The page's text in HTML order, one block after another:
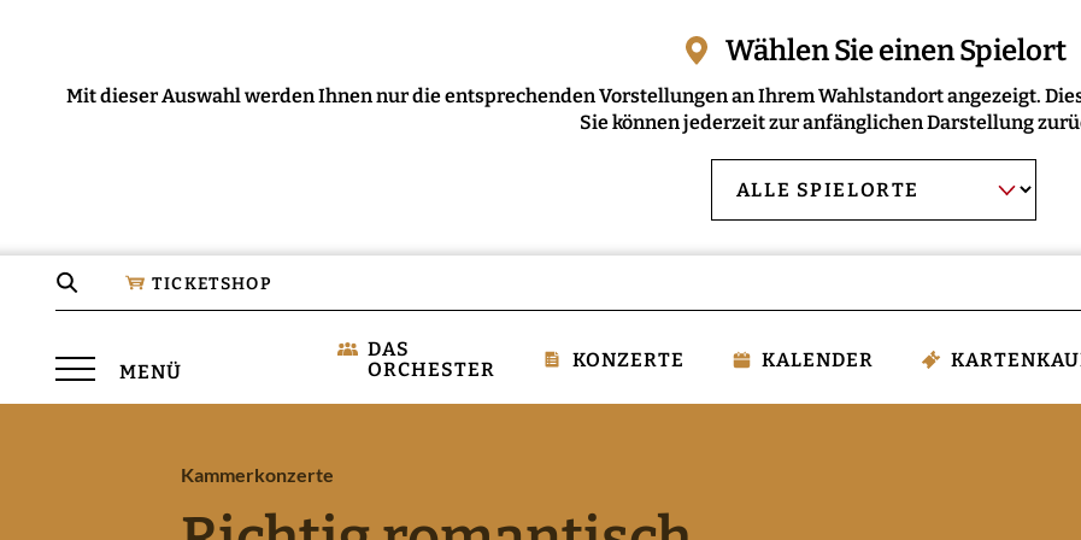
Seite
durchsuchen
TICKETSHOP
Wählen Sie einen Spielort
Mit dieser Auswahl werden Ihnen nur die entsprechenden Vorstellungen an Ihrem Wahlstandort angezeigt.
Sie können jederzeit zur anfänglichen Darstellung
MENÜ
Menü
öffnen
DAS
ORCHESTER
KONZERTE KALENDER
Kammerkonzerte